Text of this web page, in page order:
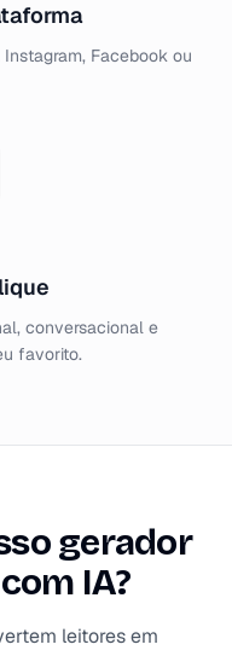
Facebook ou
conversacional e
favorito.
gerador
IA?
leitores em